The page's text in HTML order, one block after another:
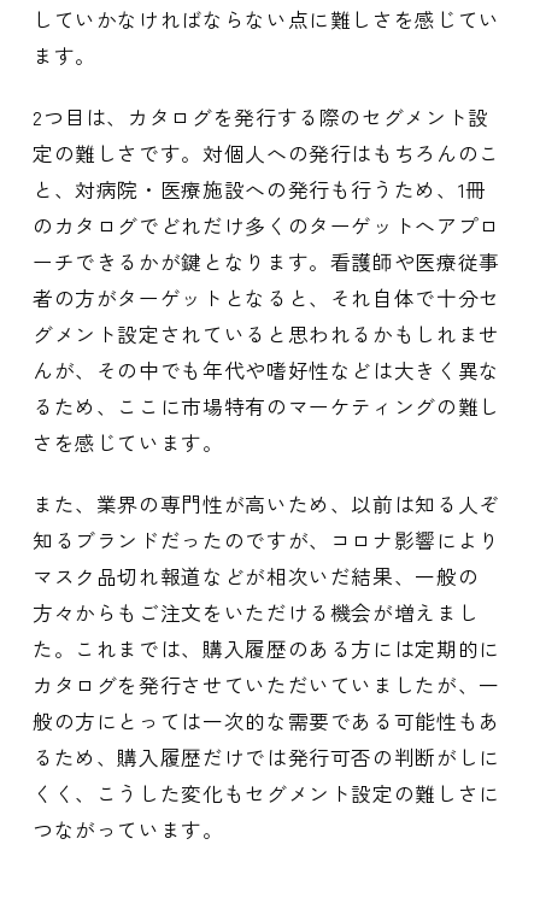
していかなければならない点に難しさを感じてい
ます。
2つ目は、カタログを発行する際のセグメント設
定の難しさです。対個人への発行はもちろんのこ
と、対病院・医療施設への発行も行うため、1冊
のカタログでどれだけ多くのターゲットへアプロ
ーチできるかが鍵となります。看護師や医療従事
者の方がターゲットとなると、それ自体で十分セ
グメント設定されていると思われるかもしれませ
んが、その中でも年代や嗜好性などは大きく異な
るため、ここに市場特有のマーケティングの難し
さを感じています。
また、業界の専門性が高いため、以前は知る人ぞ
知るブランドだったのですが、コロナ影響により
マスク品切れ報道などが相次いだ結果、一般の
方々からもご注文をいただける機会が増えまし
た。これまでは、購入履歴のある方には定期的に
カタログを発行させていただいていましたが、一
般の方にとっては一次的な需要である可能性もあ
るため、購入履歴だけでは発行可否の判断がしに
くく、こうした変化もセグメント設定の難しさに
つながっています。